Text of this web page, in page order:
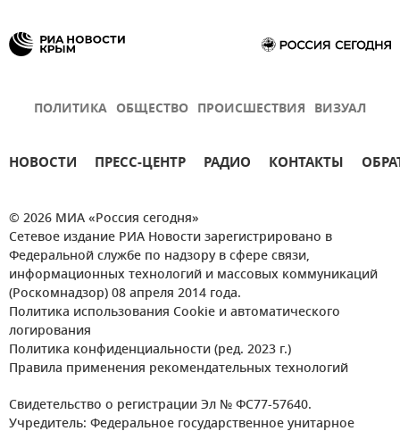
ПОЛИТИКА ОБЩЕСТВО ПРОИСШЕСТВИЯ ВИЗУАЛ
НОВОСТИ ПРЕСС-ЦЕНТР РАДИО КОНТАКТЫ
© 2026 МИА «Россия сегодня»
Сетевое издание РИА Новости зарегистрировано в
Федеральной службе по надзору в сфере связи,
информационных технологий и массовых коммуникаций
(Роскомнадзор) 08 апреля 2014 года.
Политика использования Cookie и автоматического
логирования
Политика конфиденциальности (ред. 2023 г.)
Правила применения рекомендательных технологий
Свидетельство о регистрации Эл № ФС77-57640.
Учредитель: Федеральное государственное унитарное